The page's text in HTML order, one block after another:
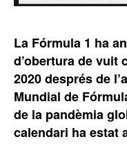
La Fórmula 1 ha
d’obertura de vuit
2020 després de
Mundial de
de la pandèmia
calendari ha estat